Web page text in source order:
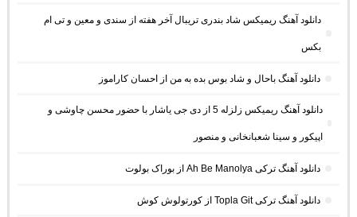
دانلود آهنگ ریمیکس شاد بندری تریبال آخر هفته از سندی و معین و تی ام
بکس
دانلود آهنگ باحال و شاد بوس بده به من از احسان کاراموز
دانلود آهنگ ریمیکس زلزله 5 از دی جی یاشار با حضور محسن چاوشی و
اپیکور و سینا شعبانخانی و منصور
دانلود آهنگ ترکی Ah Be Manolya از بوراک بولوت
دانلود آهنگ ترکی Topla Git از کورتولوش کوش